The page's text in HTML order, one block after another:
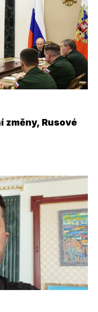
Rusové